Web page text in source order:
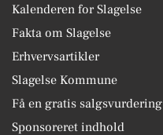
Kalenderen for Slagelse
Fakta om Slagelse
Erhvervsartikler
Slagelse Kommune
Få en gratis salgsvurdering
Sponsoreret indhold